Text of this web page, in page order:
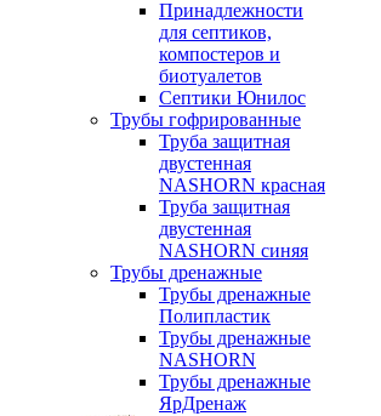
Принадлежности
для септиков,
компостеров и
биотуалетов
Септики Юнилос
Трубы гофрированные
Труба защитная
двустенная
NASHORN красная
Труба защитная
двустенная
NASHORN синяя
Трубы дренажные
Трубы дренажные
Полипластик
Трубы дренажные
NASHORN
Трубы дренажные
ЯрДренаж